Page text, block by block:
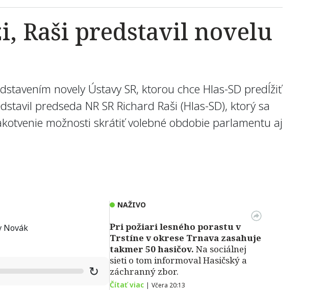
Raši predstavil novelu
novely Ústavy SR, ktorou chce Hlas-SD predĺžiť
predseda NR SR Richard Raši (Hlas-SD), ktorý sa
možnosti skrátiť volebné obdobie parlamentu aj
Novák
↻
NAŽIVO
Pri požiari lesného porastu v
Trstíne v okrese Trnava zasahuje
takmer 50 hasičov. Na sociálnej
sieti o tom informoval Hasičský a
záchranný zbor.
Čítať viac | Včera 20:13